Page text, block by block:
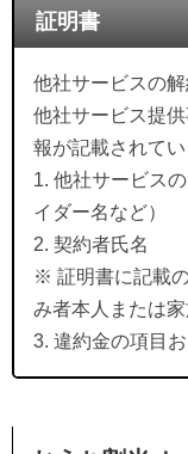
証明書
他社サービスの
他社サービス提
報が記載されてい
1. 他社サービス
イダー名など）
2. 契約者氏名
※ 証明書に記載
み者本人または
3. 違約金の項目